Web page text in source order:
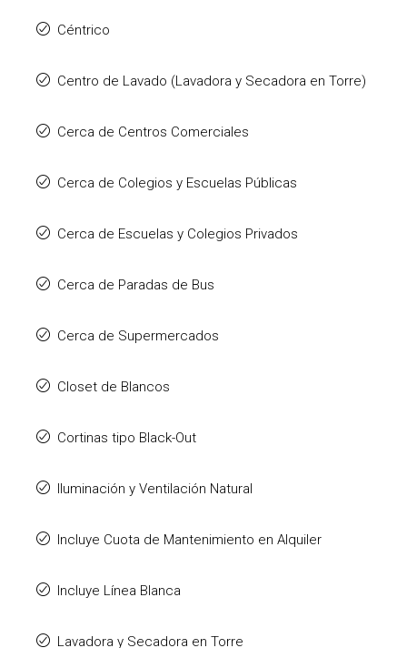
Céntrico
Centro de Lavado (Lavadora y Secadora en Torre)
Cerca de Centros Comerciales
Cerca de Colegios y Escuelas Públicas
Cerca de Escuelas y Colegios Privados
Cerca de Paradas de Bus
Cerca de Supermercados
Closet de Blancos
Cortinas tipo Black-Out
Iluminación y Ventilación Natural
Incluye Cuota de Mantenimiento en Alquiler
Incluye Línea Blanca
Lavadora y Secadora en Torre